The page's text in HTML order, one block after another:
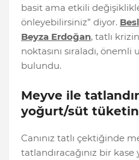
basit ama etkili
önleyebilirsiniz” diyor.
Beyza Erdoğan, tatlı
noktasını sıraladı,
bulundu.
Meyve ile
yoğurt/süt tüketin
Canınız tatlı çektiğinde
tatlandıracağınız bir